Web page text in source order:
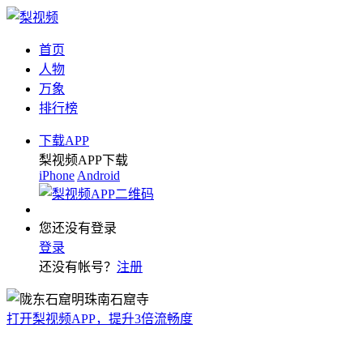
首页
人物
万象
排行榜
下载APP
梨视频APP下载
iPhone Android
您还没有登录
登录
还没有帐号？ 注册
打开梨视频APP，提升3倍流畅度